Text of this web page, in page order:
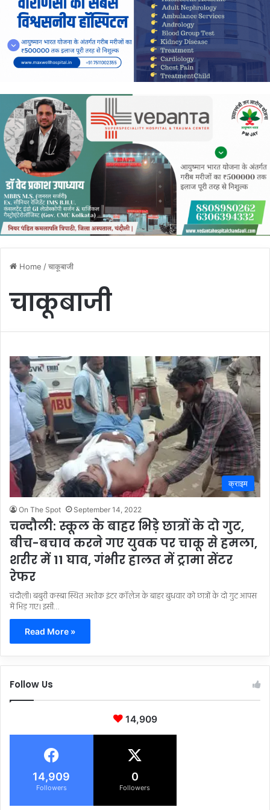
Home /चाकूबाजी
चाकूबाजी
क्राइम
On The Spot September 14, 2022
चन्दौली: स्कूल के बाहर भिड़े छात्रों के दो गुट,
बीच-बचाव करने गए युवक पर चाकू से हमला,
शरीर में 11 घाव, गंभीर हालत में ट्रामा सेंटर
रेफर
चंदौली। बबुरी कस्बा स्थित अशोक इंटर कॉलेज के बाहर बुधवार को छात्रों के दो गुट आपस
में भिड़ गए। इसी…
Read More »
Follow Us
14,909
14,909
Followers
0
Followers